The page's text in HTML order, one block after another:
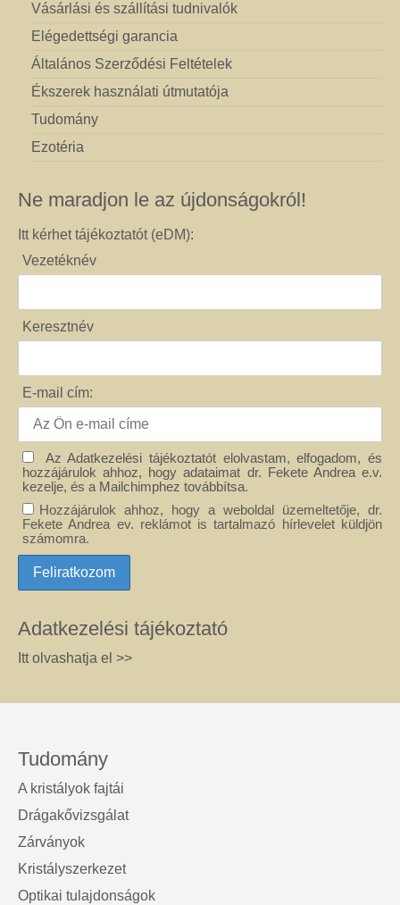
Vásárlási és szállítási tudnivalók
Elégedettségi garancia
Általános Szerződési Feltételek
Ékszerek használati útmutatója
Tudomány
Ezotéria
Ne maradjon le az újdonságokról!
Itt kérhet tájékoztatót (eDM):
Vezetéknév
Keresztnév
E-mail cím:
Az Adatkezelési tájékoztatót elolvastam, elfogadom, és
hozzájárulok ahhoz, hogy adataimat dr. Fekete Andrea e.v.
kezelje, és a Mailchimphez továbbítsa.
Hozzájárulok ahhoz, hogy a weboldal üzemeltetője, dr.
Fekete Andrea ev. reklámot is tartalmazó hírlevelet küldjön
számomra.
Adatkezelési tájékoztató
Itt olvashatja el >>
Tudomány
A kristályok fajtái
Drágakővizsgálat
Zárványok
Kristályszerkezet
Optikai tulajdonságok